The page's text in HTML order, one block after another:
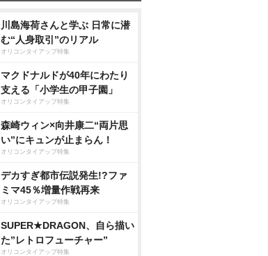
川島海荷さんと学ぶ 日常に潜
む“人身取引”のリアル
オリコンタイアップ特集
マクドナルドが40年にわたり
支える「小学生の甲子園」
オリコンタイアップ特集
森崎ウィン×向井康二“両片思
い”にキュンが止まらん！
オリコンタイアップ特集
デカすぎ都市伝説発生!?ファ
ミマ45％増量作戦再来
オリコンタイアップ特集
SUPER★DRAGON、自ら描い
た”レトロフューチャー”
オリコンタイアップ特集